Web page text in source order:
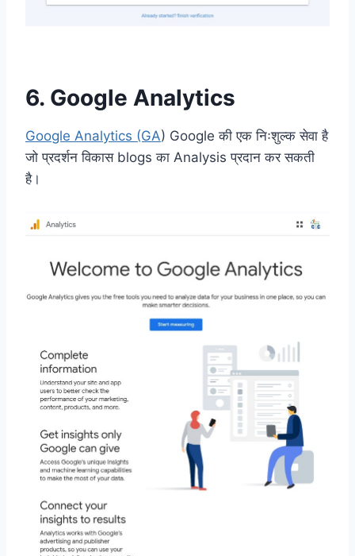
6. Google Analytics
Google Analytics (GA) Google की एक निःशुल्क सेवा है
जो प्रदर्शन विकास blogs का Analysis प्रदान कर सकती
है।